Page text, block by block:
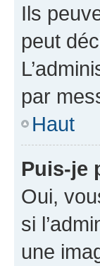
Ils
peut
par
Haut
Puis-je
Oui,
si
une